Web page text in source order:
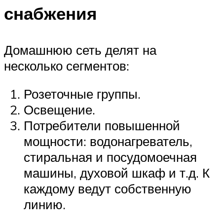
снабжения
Домашнюю сеть делят на
несколько сегментов:
Розеточные группы.
Освещение.
Потребители повышенной
мощности: водонагреватель,
стиральная и посудомоечная
машины, духовой шкаф и т.д. К
каждому ведут собственную
линию.